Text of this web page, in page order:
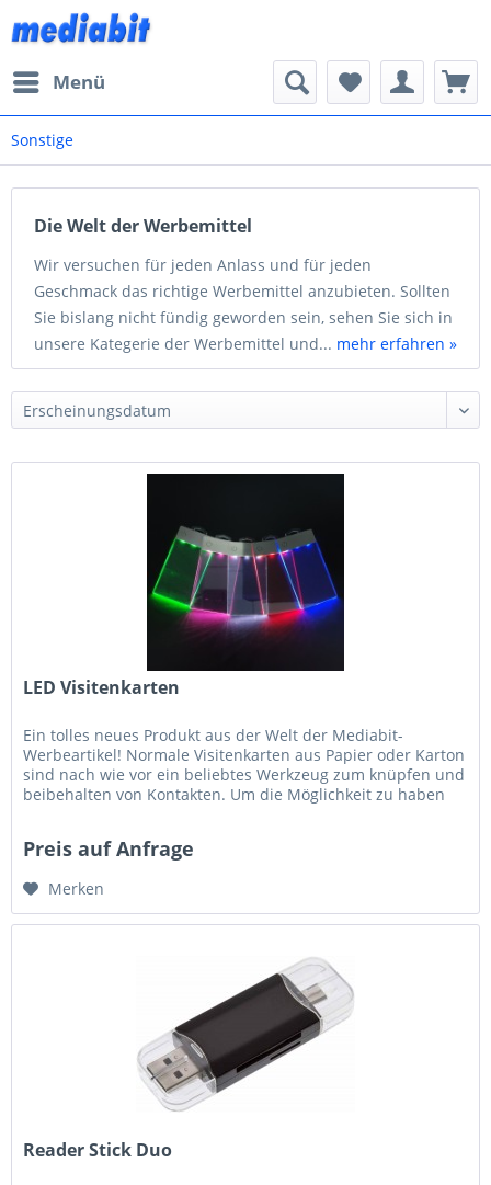
Menü
Sonstige
Die Welt der Werbemittel
Wir versuchen für jeden Anlass und für jeden
Geschmack das richtige Werbemittel anzubieten. Sollten
Sie bislang nicht fündig geworden sein, sehen Sie sich in
unsere Kategerie der Werbemittel und... mehr erfahren »
LED Visitenkarten
Ein tolles neues Produkt aus der Welt der Mediabit-
Werbeartikel! Normale Visitenkarten aus Papier oder Karton
sind nach wie vor ein beliebtes Werkzeug zum knüpfen und
beibehalten von Kontakten. Um die Möglichkeit zu haben
Preis auf Anfrage
Merken
Reader Stick Duo